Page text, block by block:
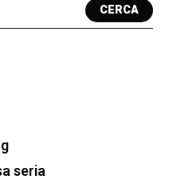
CERCA
seria